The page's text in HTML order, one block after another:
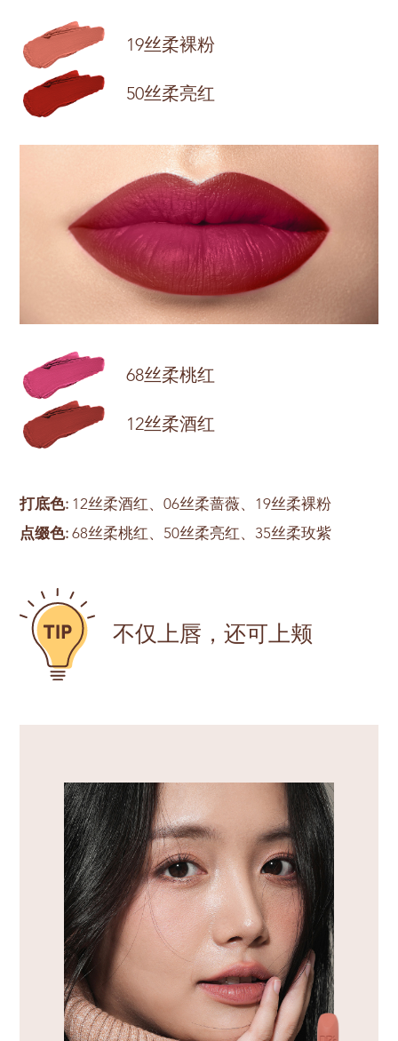
19丝柔裸粉
50丝柔亮红
68丝柔桃红
12丝柔酒红
打底色: 12丝柔酒红、06丝柔蔷薇、19丝柔裸粉
点缀色: 68丝柔桃红、50丝柔亮红、35丝柔玫紫
不仅上唇，还可上颊